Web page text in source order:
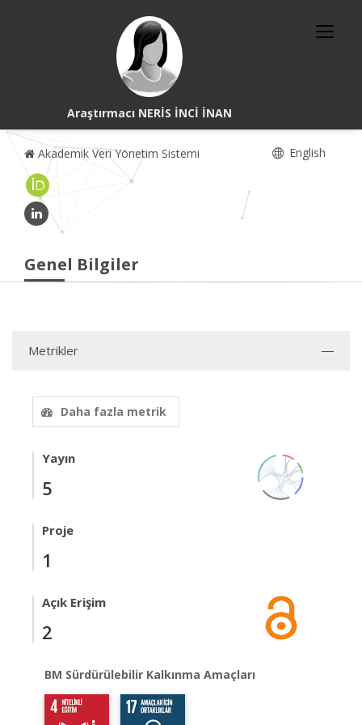
Araştırmacı NERİS İNCİ İNAN
Akademik Veri Yönetim Sistemi English
Genel Bilgiler
Metrikler
Daha fazla metrik
Yayın
5
Proje
1
Açık Erişim
2
BM Sürdürülebilir Kalkınma Amaçları